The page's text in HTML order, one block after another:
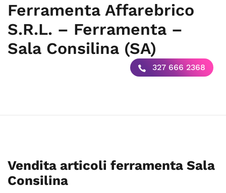
Ferramenta Affarebrico
S.R.L. – Ferramenta –
Sala Consilina (SA)
327 666 2368
Vendita articoli ferramenta Sala
Consilina